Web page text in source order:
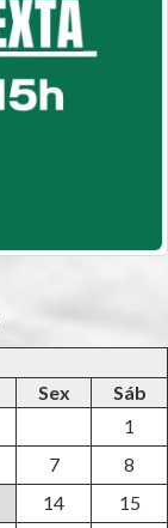
Sex
Sáb
1
7
8
14
15